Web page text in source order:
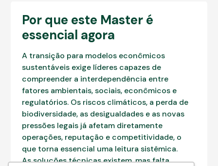
Por que este Master é
essencial agora
A transição para modelos econômicos
sustentáveis exige líderes capazes de
compreender a interdependência entre
fatores ambientais, sociais, econômicos e
regulatórios. Os riscos climáticos, a perda de
biodiversidade, as desigualdades e as novas
pressões legais já afetam diretamente
operações, reputação e competitividade, o
que torna essencial uma leitura sistêmica.
As soluções técnicas existem, mas falta